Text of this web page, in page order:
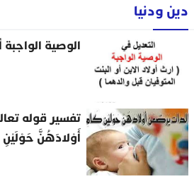
دين ودنيا
الوصية
تفسير قوله
أَوْلادَهُنَّ